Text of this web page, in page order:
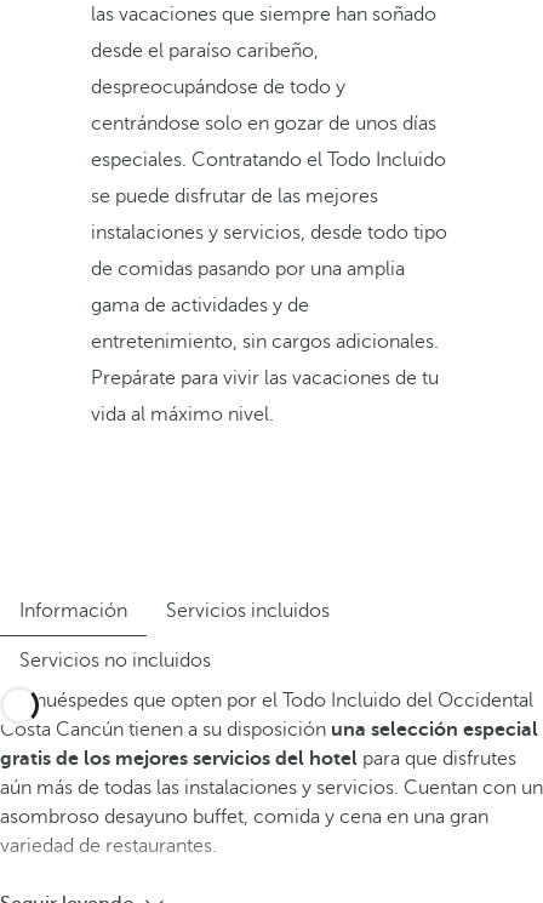
las vacaciones que siempre han soñado
desde el paraíso caribeño,
despreocupándose de todo y
centrándose solo en gozar de unos días
especiales. Contratando el Todo Incluido
se puede disfrutar de las mejores
instalaciones y servicios, desde todo tipo
de comidas pasando por una amplia
gama de actividades y de
entretenimiento, sin cargos adicionales.
Prepárate para vivir las vacaciones de tu
vida al máximo nivel.
Información Servicios incluidos
Servicios no incluidos
Los huéspedes que opten por el Todo Incluido del Occidental
Costa Cancún tienen a su disposición una selección especial
gratis de los mejores servicios del hotel para que disfrutes
aún más de todas las instalaciones y servicios. Cuentan con un
asombroso desayuno buffet, comida y cena en una gran
variedad de restaurantes.